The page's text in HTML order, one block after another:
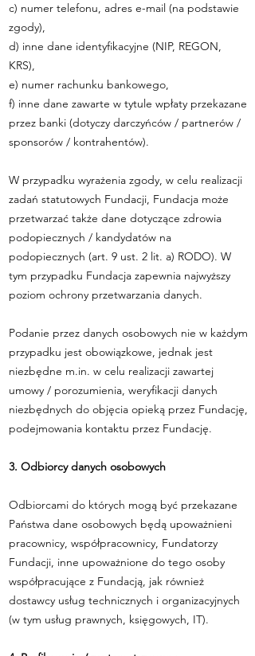
c) numer telefonu, adres e-mail (na podstawie
zgody),
d) inne dane identyfikacyjne (NIP, REGON,
KRS),
e) numer rachunku bankowego,
f) inne dane zawarte w tytule wpłaty przekazane
przez banki (dotyczy darczyńców / partnerów /
sponsorów / kontrahentów).
W przypadku wyrażenia zgody, w celu realizacji
zadań statutowych Fundacji, Fundacja może
przetwarzać także dane dotyczące zdrowia
podopiecznych / kandydatów na
podopiecznych (art. 9 ust. 2 lit. a) RODO). W
tym przypadku Fundacja zapewnia najwyższy
poziom ochrony przetwarzania danych.
Podanie przez danych osobowych nie w każdym
przypadku jest obowiązkowe, jednak jest
niezbędne m.in. w celu realizacji zawartej
umowy / porozumienia, weryfikacji danych
niezbędnych do objęcia opieką przez Fundację,
podejmowania kontaktu przez Fundację.
3. Odbiorcy danych osobowych
Odbiorcami do których mogą być przekazane
Państwa dane osobowych będą upoważnieni
pracownicy, współpracownicy, Fundatorzy
Fundacji, inne upoważnione do tego osoby
współpracujące z Fundacją, jak również
dostawcy usług technicznych i organizacyjnych
(w tym usług prawnych, księgowych, IT).